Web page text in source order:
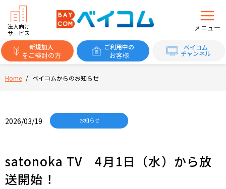
Home / ベイコムからのお知らせ
法人向け
サービス
メニュー
新規加入
をご検討の方
ご利用中の
お客様
ベイコム
チャンネル
2026/03/19 お知らせ
satonoka TV 4月1日（水）から放
送開始！